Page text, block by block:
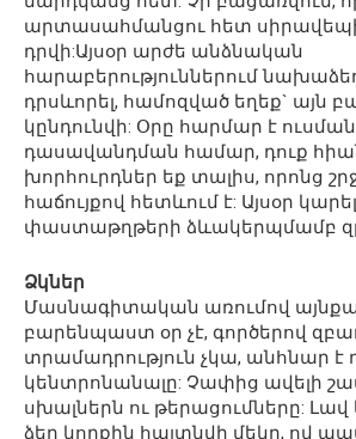
արտասահմանցու հետ
դրվի:Այսօր արժե անձնական
հարաբերություններում
դրսևորել, համոզված եղեք` այն
կընդունվի: Օրը հարմար է
դասավանդման համար, դուք
խորհուրդներ եք տալիս, որոնց
հաճույքով հետևում է: Այսօր
փաստաթղթերի ձևակերպմամբ
Ձկներ
Մասնագիտական առումով
բարենպաստ օր չէ, գործերով
տրամադրություն չկա, անհնար է
կենտրոնանալը: Չափից ավելի
սխալներն ու թերացումները: Լավ
ձեր կողքին հայտնվի մեկը, ով